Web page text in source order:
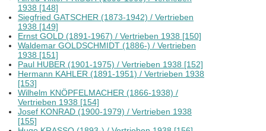
1938 [148]
Siegfried GATSCHER (1873-1942) / Vertrieben
1938 [149]
Ernst GOLD (1891-1967) / Vertrieben 1938 [150]
Waldemar GOLDSCHMIDT (1886-) / Vertrieben
1938 [151]
Paul HUBER (1901-1975) / Vertrieben 1938 [152]
Hermann KAHLER (1891-1951) / Vertrieben 1938
[153]
Wilhelm KNÖPFELMACHER (1866-1938) /
Vertrieben 1938 [154]
Josef KONRAD (1900-1979) / Vertrieben 1938
[155]